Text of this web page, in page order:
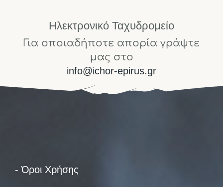
Ηλεκτρονικό Ταχυδρομείο
Για οποιαδήποτε απορία γράψτε
μας στο
info@ichor-epirus.gr
- Όροι Χρήσης